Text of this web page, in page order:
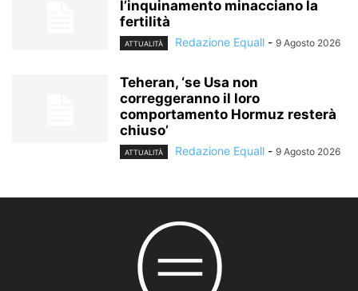
l’inquinamento minacciano la
fertilità
ATTUALITÀ Redazione Equall - 9 Agosto 2026
Teheran, ‘se Usa non
correggeranno il loro
comportamento Hormuz resterà
chiuso’
ATTUALITÀ Redazione Equall - 9 Agosto 2026